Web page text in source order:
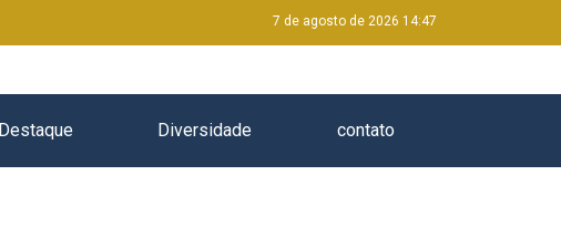
7 de agosto de 2026 14:47
Destaque Diversidade contato